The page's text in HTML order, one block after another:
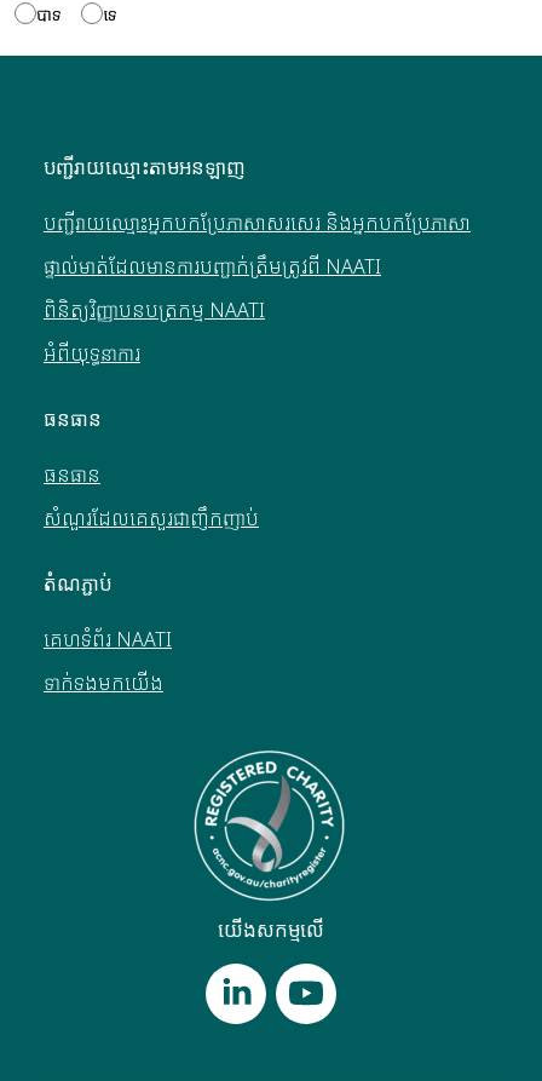
បាទ ទេ
បញ្ជីរាយឈ្មោះតាមអនឡាញ
បញ្ជីរាយឈ្មោះអ្នកបកប្រែភាសាសរសេរ និងអ្នកបកប្រែភាសា
ផ្ទាល់មាត់ដែលមានការបញ្ជាក់ត្រឹមត្រូវពី NAATI
ពិនិត្យវិញ្ញាបនបត្រកម្ម NAATI
អំពីយុទ្ធនាការ
ធនធាន
ធនធាន
សំណួរដែលគេសួរជាញឹកញាប់
តំណភ្ជាប់
គេហទំព័រ NAATI
ទាក់ទងមកយើង
យើងសកម្មលើ